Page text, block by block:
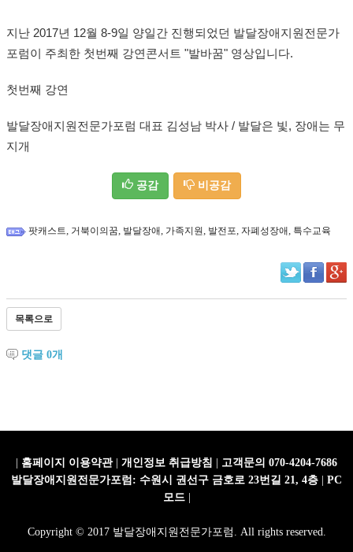
지난 2017년 12월 8-9일 양일간 진행되었던 발달장애지원전문가
포럼이 주최한 첫번째 강연콘서트 "발바꿈" 영상입니다.
첫번째 강연
발달장애지원전문가포럼 대표 김성남 박사 / 발달은 빛, 장애는 무
지개
공감 비공감
팟캐스트, 거북이의꿈, 발달장애, 가족지원, 발전포, 자폐성장애, 특수교육
목록으로
댓글 0개
홈페이지 이용약관| 개인정보 취급방침
고객문의 070-4204-7686
발달장애지원전문가포럼: 수원시 권선구 금호로 23번길 21, 4층
PC
모드|
Copyright © 2017 발달장애지원전문가포럼. All rights reserved.